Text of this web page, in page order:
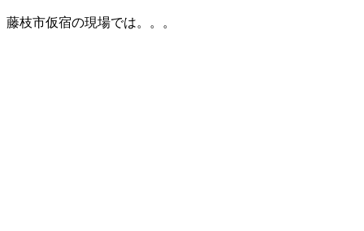
藤枝市仮宿の現場では。。。